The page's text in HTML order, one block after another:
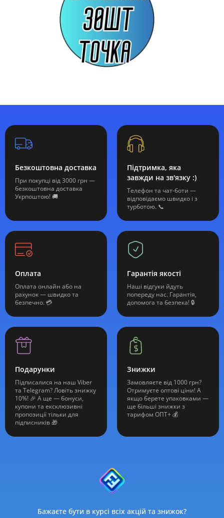
Безкоштовна доставка
При покупці від 3000 грн —
безкоштовна доставка
Укрпоштою! 🚚
Підтримка, яка
завжди на зв'язку :)
Телефон та чат-боти —
відповідаємо швидко і з
турботою. 📞
Оплата
Оплата онлайн або на
рахунок — швидко та
безпечно. 💳
Гарантія якості
Наші відгуки йдуть
попереду нас. Гарантія,
допомога та безпека! 🔒
Подарунки
Підписалися на наш Viber
та Telegram? Ловіть знижку
10%! 🎉 А ще — бонуси,
купони та ексклюзивні
пропозиції тільки для
підписників 🎁
Знижки
Замовляєте від 1000 грн?
Отримуєте оптові ціни! А
якщо берете упаковками —
ще більші знижки з
тарифом ОПТ+ 💰
Бажаєте бути в курсі всіх акцій та знижок?